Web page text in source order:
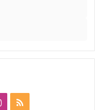
Instagram
RSS